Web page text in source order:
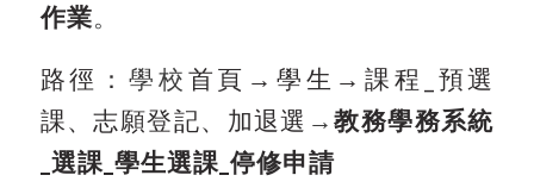
作業 。
路徑： 學校 首頁→ 學生→ 課程_
預選
課、志願登記、加退選 → 教務學務系統
_選課_學生選課_停修申請